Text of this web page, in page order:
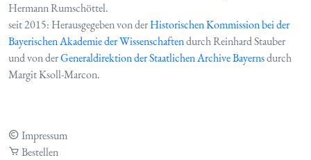
Hermann Rumschöttel.
seit 2015: Herausgegeben von derHistorischen Kommission bei der
Bayerischen Akademie der Wissenschaftendurch Reinhard Stauber
und von derGeneraldirektion der Staatlichen Archive Bayernsdurch
Margit Ksoll-Marcon.
Impressum
Bestellen